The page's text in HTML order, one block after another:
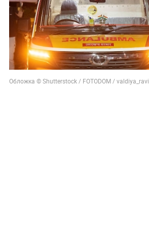
Обложка © Shutterstock / FOTODOM / valdiya_ravi